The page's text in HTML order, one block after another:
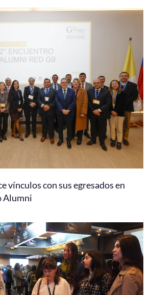
vínculos con sus egresados en
Alumni